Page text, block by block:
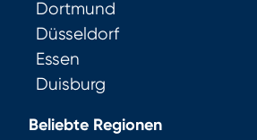
Dortmund
Düsseldorf
Essen
Duisburg
Beliebte Regionen